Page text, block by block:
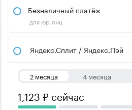
Безналичный платёж
для юр.лиц
Яндекс.Сплит / Яндекс.Пэй
2 месяца 4 месяца
1,123 ₽ сейчас